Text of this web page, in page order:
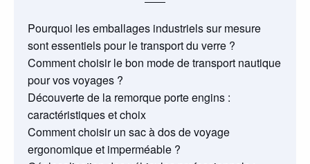
Pourquoi les emballages industriels sur mesure
sont essentiels pour le transport du verre ?
Comment choisir le bon mode de transport nautique
pour vos voyages ?
Découverte de la remorque porte engins :
caractéristiques et choix
Comment choisir un sac à dos de voyage
ergonomique et imperméable ?